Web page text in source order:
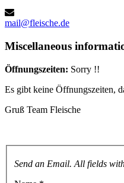
mail@fleische.de
Miscellaneous
Öffnungszeiten: Sorry !!
Es gibt keine Öffnungszeiten,
Gruß Team Fleische
Send an Email. All fields